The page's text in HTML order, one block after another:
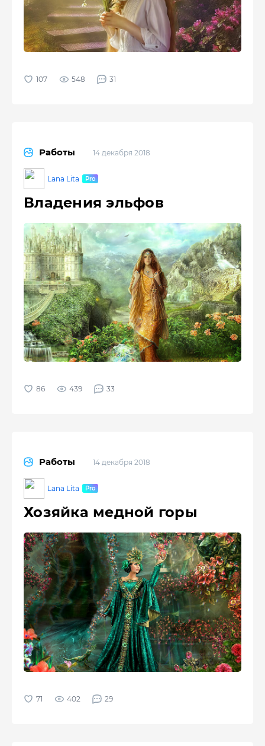
548 31
Работы 14 декабря 2018
Lana Lita
Владения эльфов
439 33
Работы 14 декабря 2018
Lana Lita
Хозяйка медной горы
402 29